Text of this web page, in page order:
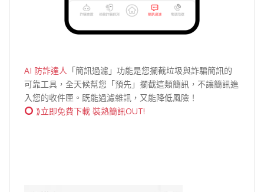
AI 防詐達人 「簡訊過濾」功能是您攔截垃圾與詐騙簡訊的
可靠工具，全天候幫您「預先」攔截這類簡訊，不讓簡訊進
入您的收件匣。既能過濾雜訊，又能降低風險！
⟫立即免費下載 裝熟簡訊OUT!